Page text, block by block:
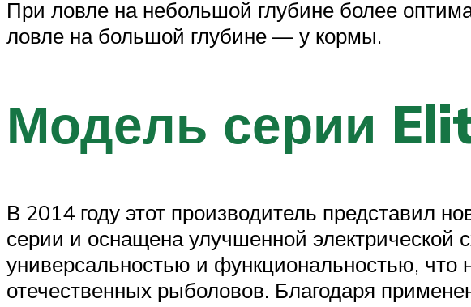
При ловле на небольшой глубине более
ловле на большой глубине — у кормы.
Модель серии
В 2014 году этот производитель представил
серии и оснащена улучшенной электрической
универсальностью и функциональностью, что
отечественных рыболовов. Благодаря